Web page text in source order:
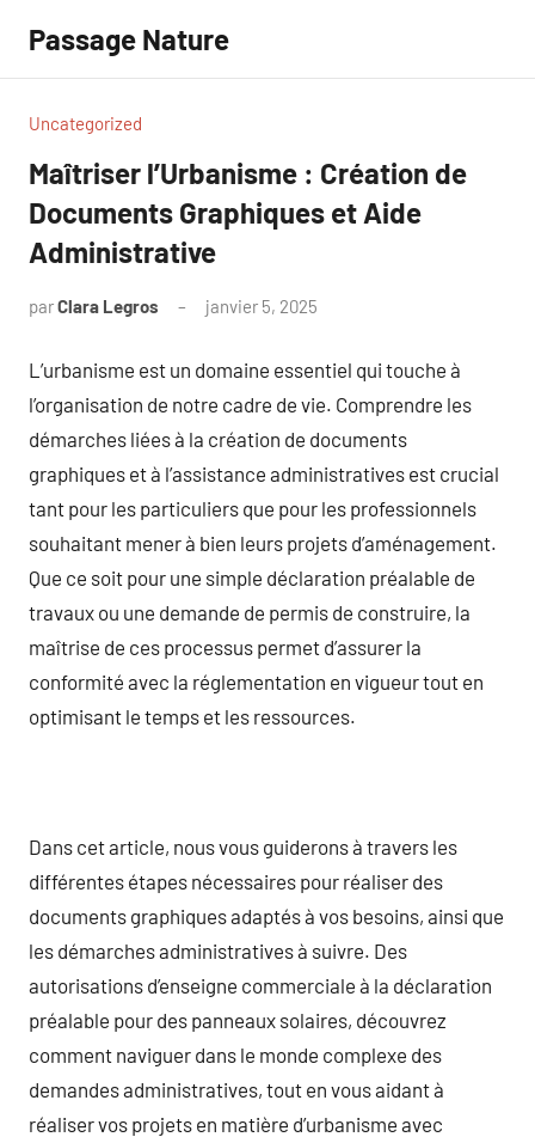
contenu
Passage Nature
Uncategorized
Maîtriser l’Urbanisme : Création de
Documents Graphiques et Aide
Administrative
parClara Legros janvier 5, 2025
L’urbanisme est un domaine essentiel qui touche à
l’organisation de notre cadre de vie. Comprendre les
démarches liées à la création de documents
graphiques et à l’assistance administratives est crucial
tant pour les particuliers que pour les professionnels
souhaitant mener à bien leurs projets d’aménagement.
Que ce soit pour une simple déclaration préalable de
travaux ou une demande de permis de construire, la
maîtrise de ces processus permet d’assurer la
conformité avec la réglementation en vigueur tout en
optimisant le temps et les ressources.
Dans cet article, nous vous guiderons à travers les
différentes étapes nécessaires pour réaliser des
documents graphiques adaptés à vos besoins, ainsi que
les démarches administratives à suivre. Des
autorisations d’enseigne commerciale à la déclaration
préalable pour des panneaux solaires, découvrez
comment naviguer dans le monde complexe des
demandes administratives, tout en vous aidant à
réaliser vos projets en matière d’urbanisme avec